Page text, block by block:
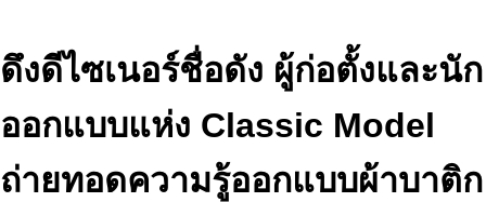
ดึงดีไซเนอร์ชื่อดัง ผู้ก่อตั้งและนัก
ออกแบบแห่ง Classic Model
ถ่ายทอดความรู้ออกแบบผ้าบาติก